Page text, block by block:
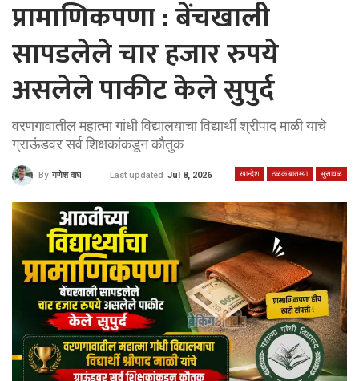
प्रामाणिकपणा : बेंचखाली
सापडलेले चार हजार रुपये
असलेले पाकीट केले सुपुर्द
वरणगावातील महात्मा गांधी विद्यालयाचा विद्यार्थी श्रीपाद माळी याचे
ग्राऊंडवर सर्व शिक्षकांकडून कौतुक
खान्देश ठळक बातम्या भुसावळ
By गणेश वाघ Last updated Jul 8, 2026